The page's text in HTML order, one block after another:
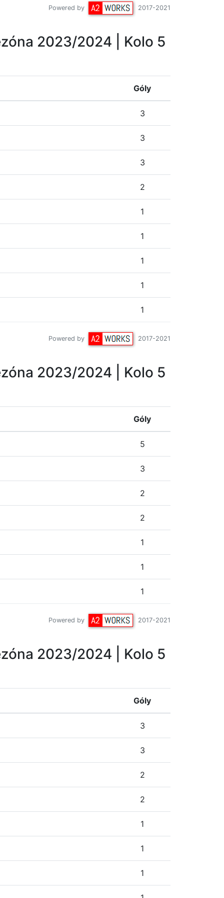
Powered by 2017-2021
2023/2024 | Kolo 5
Góly
3
3
3
2
1
1
1
1
1
Powered by 2017-2021
2023/2024 | Kolo 5
Góly
5
3
2
2
1
1
1
Powered by 2017-2021
2023/2024 | Kolo 5
Góly
3
3
2
2
1
1
1